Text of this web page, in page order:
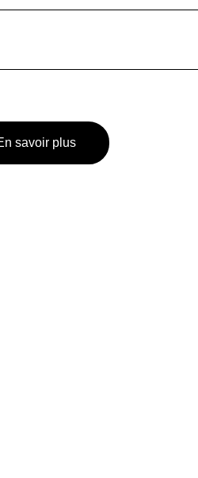
savoir plus